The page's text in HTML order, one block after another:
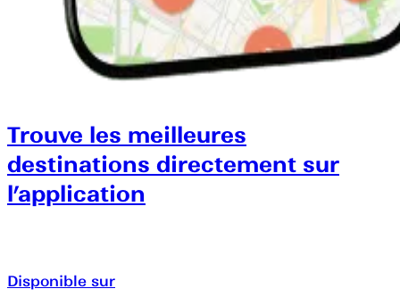
Trouve les meilleures
destinations directement sur
l’application
Disponible sur